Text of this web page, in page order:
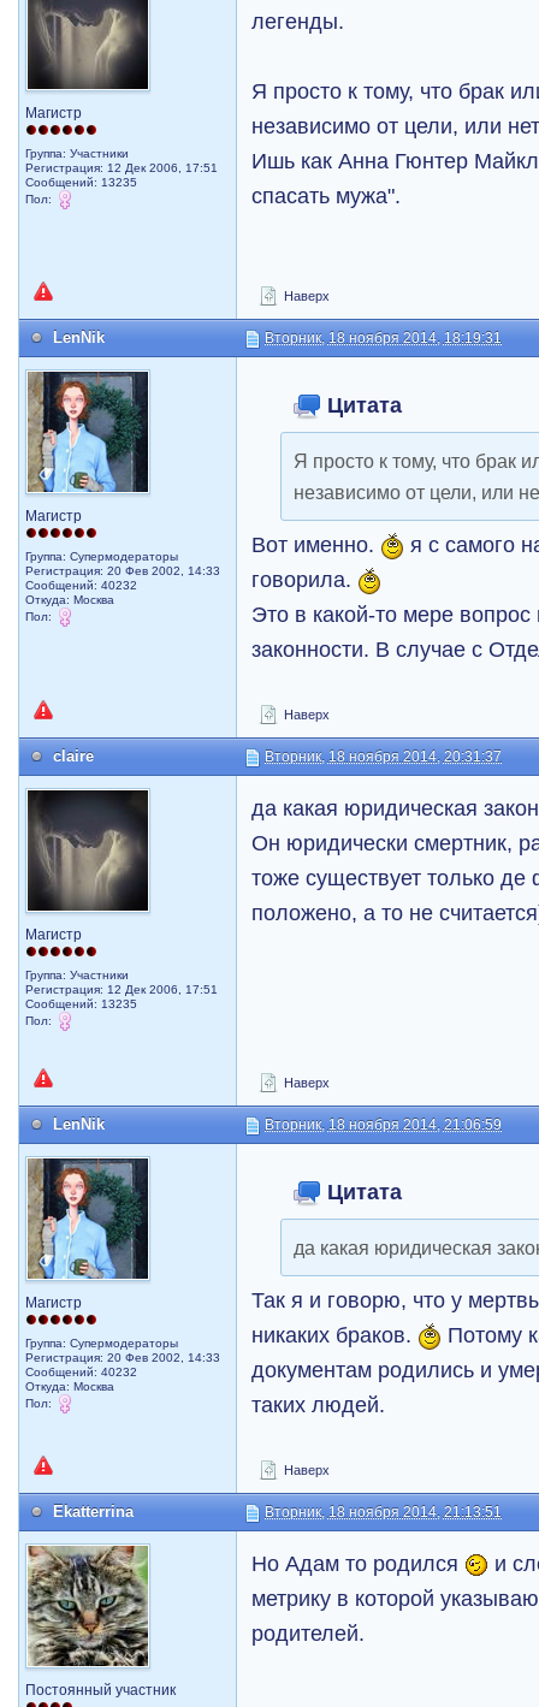
Магистр
Группа: Участники
Регистрация: 12 Дек 2006, 17:51
Сообщений: 13235
Пол:
легенды.
Я просто к тому, что брак
независимо от цели, или
Ишь как Анна Гюнтер
спасать мужа".
Наверх
LenNik Вторник, 18 ноября 2014, 18:19:31
Магистр
Группа: Супермодераторы
Регистрация: 20 Фев 2002, 14:33
Сообщений: 40232
Откуда: Москва
Пол:
Цитата
Я просто к тому, что брак
независимо от цели, или
Вот именно.
я с самого
говорила.
Это в какой-то мере
законности. В случае с
Наверх
claire Вторник, 18 ноября 2014, 20:31:37
Магистр
Группа: Участники
Регистрация: 12 Дек 2006, 17:51
Сообщений: 13235
Пол:
да какая юридическая
Он юридически смертник,
тоже существует только
положено, а то не
Наверх
LenNik Вторник, 18 ноября 2014, 21:06:59
Магистр
Группа: Супермодераторы
Регистрация: 20 Фев 2002, 14:33
Сообщений: 40232
Откуда: Москва
Пол:
Цитата
да какая юридическая
Так я и говорю, что у
никаких браков.
Потому
документам родились и
таких людей.
Наверх
Ekatterrina Вторник, 18 ноября 2014, 21:13:51
Постоянный участник
Но Адам то родился
и
метрику в которой
родителей.